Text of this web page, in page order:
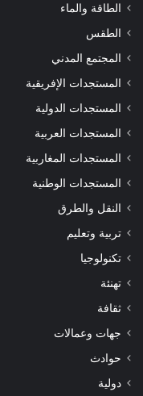
الطاقة والماء
الطقس
المجتمع المدني
المستجدات الإفريقية
المستجدات الدولية
المستجدات العربية
المستجدات المغاربية
المستجدات الوطنية
النقل والطرق
تربية وتعليم
تكنولوجيا
تهنئة
ثقافة
جهات وعمالات
حوادث
دولية